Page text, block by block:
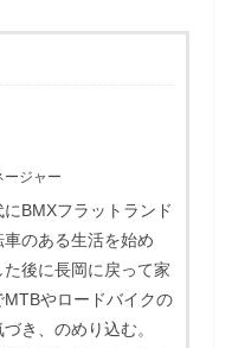
ジャー
BMXフラットランド
のある生活を始め
後に長岡に戻って家
やロードバイクの
き、のめり込む。